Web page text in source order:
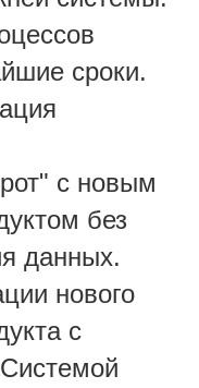
сроки.
с новым
без
данных.
нового
с